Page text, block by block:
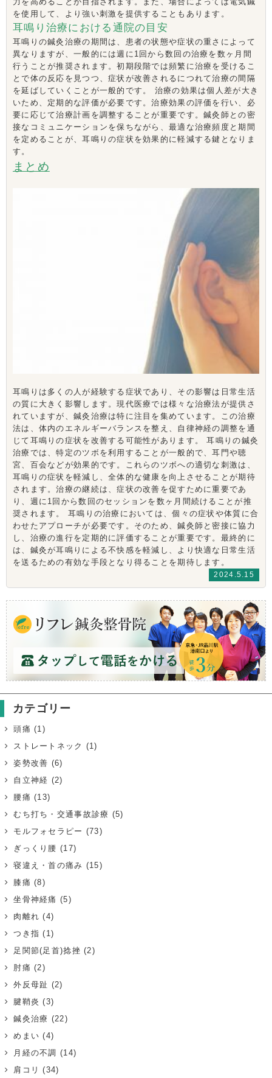
を使用して、より強い刺激を提供することもあります。
耳鳴り治療における通院の目安
耳鳴りの鍼灸治療の期間は、患者の状態や症状の重さによって
異なりますが、一般的には週に1回から数回の治療を数ヶ月間
行うことが推奨されます。初期段階では頻繁に治療を受けるこ
とで体の反応を見つつ、症状が改善されるにつれて治療の間隔
を延ばしていくことが一般的です。 治療の効果は個人差が大き
いため、定期的な評価が必要です。治療効果の評価を行い、必
要に応じて治療計画を調整することが重要です。鍼灸師との密
接なコミュニケーションを保ちながら、最適な治療頻度と期間
を定めることが、耳鳴りの症状を効果的に軽減する鍵となりま
す。
まとめ
耳鳴りは多くの人が経験する症状であり、その影響は日常生活
の質に大きく影響します。現代医療では様々な治療法が提供さ
れていますが、鍼灸治療は特に注目を集めています。この治療
法は、体内のエネルギーバランスを整え、自律神経の調整を通
じて耳鳴りの症状を改善する可能性があります。 耳鳴りの鍼灸
治療では、特定のツボを利用することが一般的で、耳門や聴
宮、百会などが効果的です。これらのツボへの適切な刺激は、
耳鳴りの症状を軽減し、全体的な健康を向上させることが期待
されます。治療の継続は、症状の改善を促すために重要であ
り、週に1回から数回のセッションを数ヶ月間続けることが推
奨されます。 耳鳴りの治療においては、個々の症状や体質に合
わせたアプローチが必要です。そのため、鍼灸師と密接に協力
し、治療の進行を定期的に評価することが重要です。最終的に
は、鍼灸が耳鳴りによる不快感を軽減し、より快適な日常生活
を送るための有効な手段となり得ることを期待します。
2024.5.15
カテゴリー
頭痛 (1)
ストレートネック (1)
姿勢改善 (6)
自立神経 (2)
腰痛 (13)
むち打ち・交通事故診療 (5)
モルフォセラピー (73)
ぎっくり腰 (17)
寝違え・首の痛み (15)
膝痛 (8)
坐骨神経痛 (5)
肉離れ (4)
つき指 (1)
足関節(足首)捻挫 (2)
肘痛 (2)
外反母趾 (2)
腱鞘炎 (3)
鍼灸治療 (22)
めまい (4)
月経の不調 (14)
肩コリ (34)